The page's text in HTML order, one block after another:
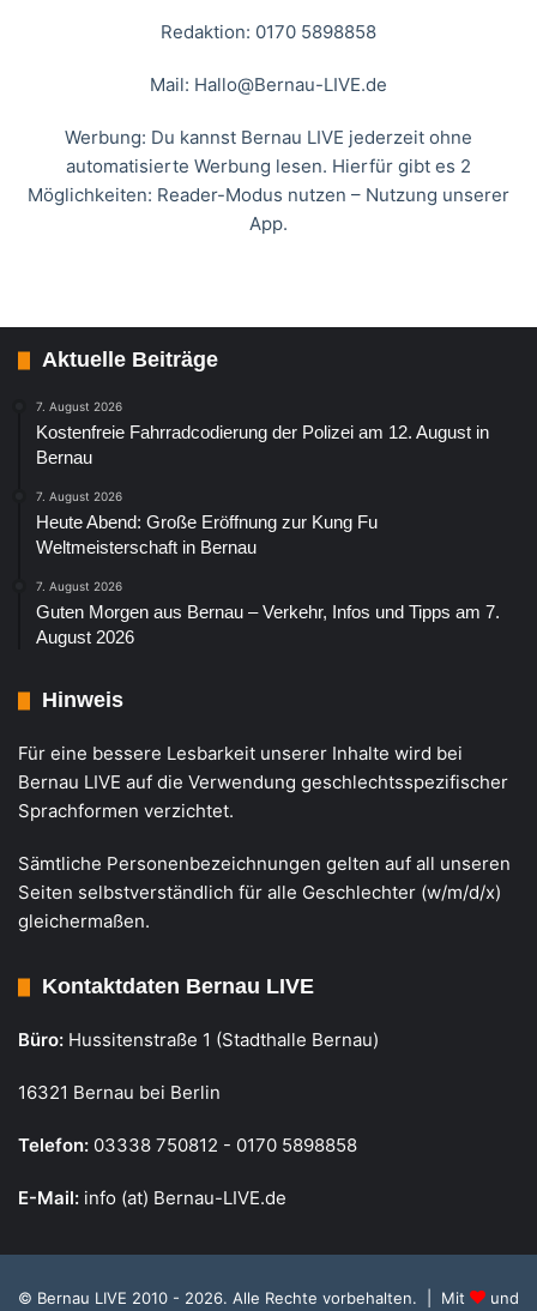
Redaktion: 0170 5898858
Mail: Hallo@Bernau-LIVE.de
Werbung: Du kannst Bernau LIVE jederzeit ohne
automatisierte Werbung lesen. Hierfür gibt es 2
Möglichkeiten: Reader-Modus nutzen – Nutzung unserer
App.
Aktuelle Beiträge
7. August 2026
Kostenfreie Fahrradcodierung der Polizei am 12. August in
Bernau
7. August 2026
Heute Abend: Große Eröffnung zur Kung Fu
Weltmeisterschaft in Bernau
7. August 2026
Guten Morgen aus Bernau – Verkehr, Infos und Tipps am 7.
August 2026
Hinweis
Für eine bessere Lesbarkeit unserer Inhalte wird bei
Bernau LIVE auf die Verwendung geschlechtsspezifischer
Sprachformen verzichtet.
Sämtliche Personenbezeichnungen gelten auf all unseren
Seiten selbstverständlich für alle Geschlechter (w/m/d/x)
gleichermaßen.
Kontaktdaten Bernau LIVE
Büro: Hussitenstraße 1 (Stadthalle Bernau)
16321 Bernau bei Berlin
Telefon: 03338 750812 - 0170 5898858
E-Mail: info (at) Bernau-LIVE.de
© Bernau LIVE 2010 - 2026. Alle Rechte vorbehalten. | Mit und